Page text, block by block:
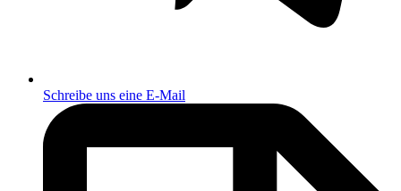
Schreibe uns eine E-Mail